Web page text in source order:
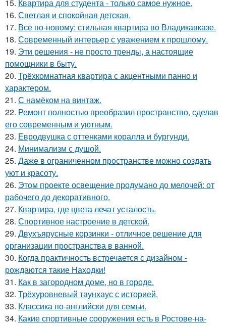
15. Квартира для студента - только самое нужное.
16. Светлая и спокойная детская.
17. Все по-новому: стильная квартира во Владикавказе.
18. Современный интерьер с уважением к прошлому.
19. Эти решения - не просто тренды, а настоящие
помощники в быту.
20. Трёхкомнатная квартира с акцентными панно и
характером.
21. С намёком на винтаж.
22. Ремонт полностью преобразил пространство, сделав
его современным и уютным.
23. Евродвушка с оттенками коралла и бургунди.
24. Минимализм с душой.
25. Даже в ограниченном пространстве можно создать
уют и красоту.
26. Этом проекте освещение продумано до мелочей: от
рабочего до декоративного.
27. Квартира, где цвета лечат усталость.
28. Спортивное настроение в детской.
29. Двухъярусные корзинки - отличное решение для
организации пространства в ванной.
30. Когда практичность встречается с дизайном -
рождаются такие Находки!
31. Как в загородном доме, но в городе.
32. Трёхуровневый таунхаус с историей.
33. Классика по-английски для семьи.
34. Какие спортивные сооружения есть в Ростове-на-